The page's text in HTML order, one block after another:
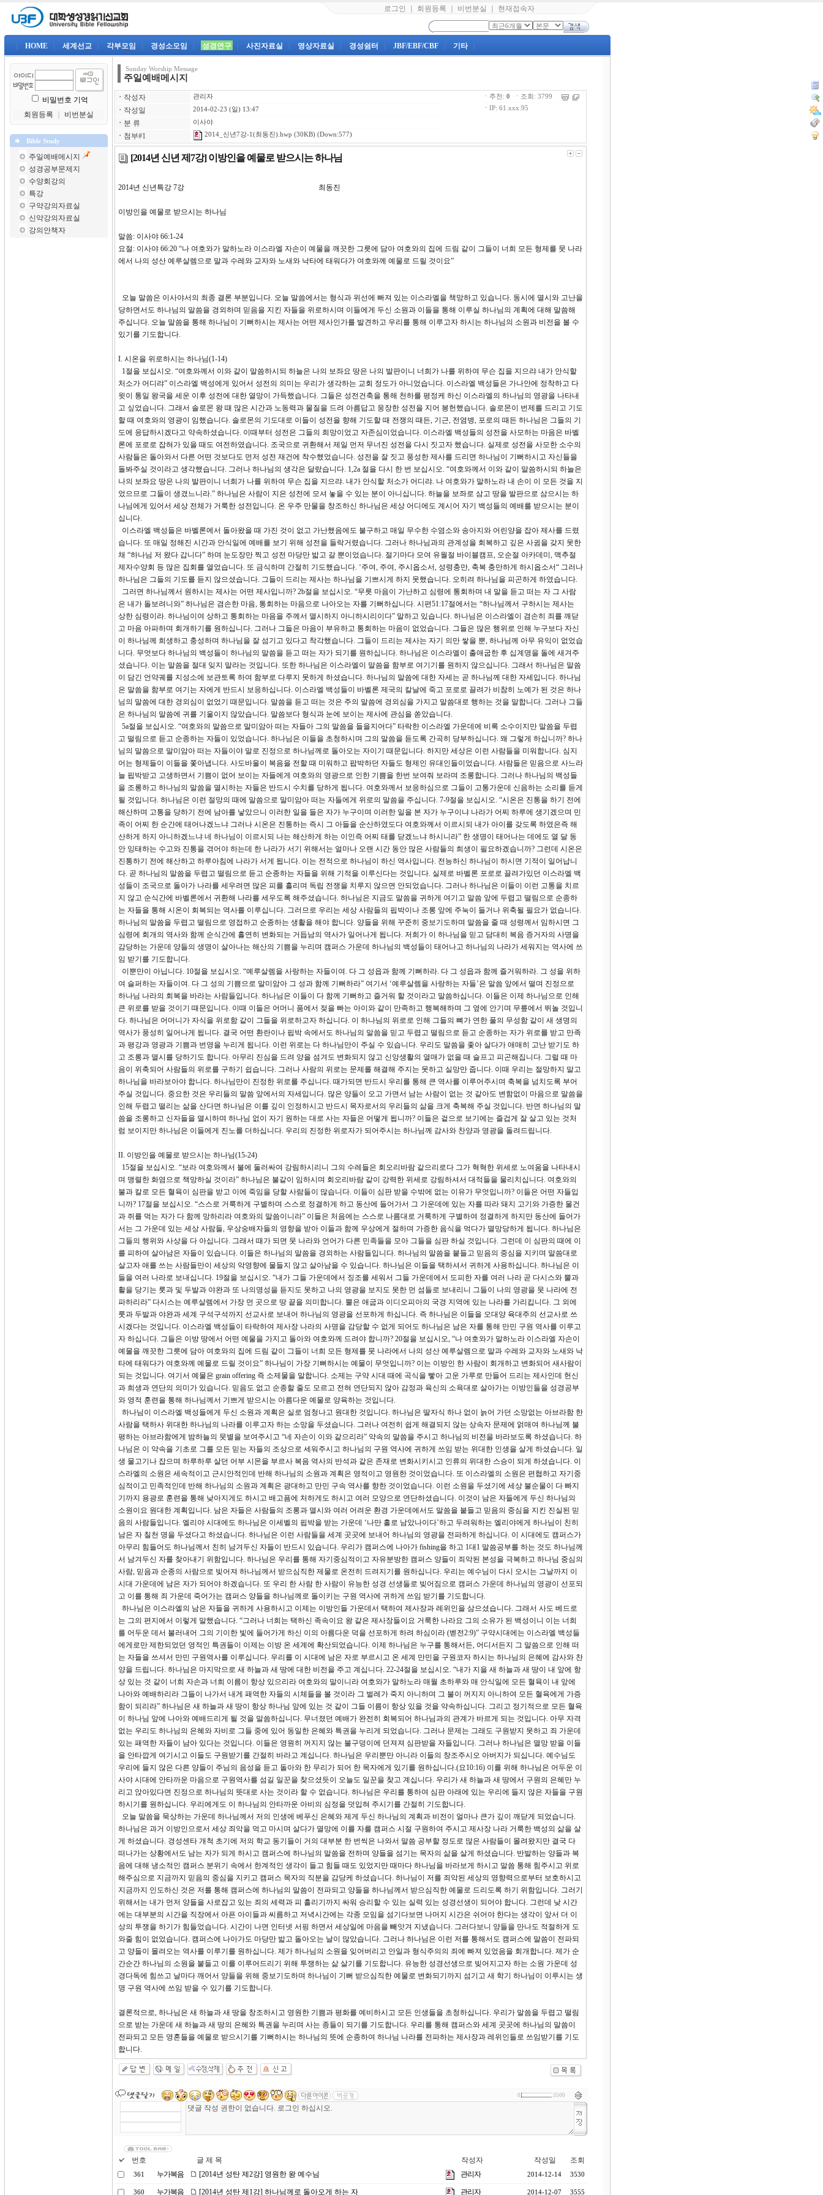
로그인 회원등록 비번분실 현재접속자
HOME 세계선교 각부모임 경성소모임 성경연구 사진자료실 영상자료실 경성쉼터 JBF/EBF/CBF 기타
비밀번호 기억
회원등록
비번분실
Bible Study
주일예배메시지
성경공부문제지
수양회강의
특강
구약강의자료실
신약강의자료실
강의안책자
Sunday Worship Message
주일예배메시지
ㆍ 작성자 관리자
ㆍ 작성일 2014-02-23 (일) 13:47
ㆍ 분 류 이사야
ㆍ 첨부#1 2014_신년7강-1(최동진).hwp (30KB) (Down:577)
ㆍ추천: 0 ㆍ조회: 3799
ㆍ IP: 61.xxx.95
[2014년 신년 제7강] 이방인을 예물로 받으시는 하나님
2014년 신년특강 7강 최동진
이방인을 예물로 받으시는 하나님
말씀: 이사야 66:1-24
요절: 이사야 66:20 “나 여호와가 말하노라 이스라엘 자손이 예물을 깨끗한 그릇에 담아 여호와의 집에 드림 같이 그들이 너희 모든 형제를 뭇 나라
에서 나의 성산 예루살렘으로 말과 수레와 교자와 노새와 낙타에 태워다가 여호와께 예물로 드릴 것이요”
오늘 말씀은 이사야서의 최종 결론 부분입니다. 오늘 말씀에서는 형식과 위선에 빠져 있는 이스라엘을 책망하고 있습니다. 동시에 멸시와 고난을
당하면서도 하나님의 말씀을 경외하며 믿음을 지킨 자들을 위로하시며 이들에게 두신 소원과 이들을 통해 이루실 하나님의 계획에 대해 말씀해
주십니다. 오늘 말씀을 통해 하나님이 기뻐하시는 제사는 어떤 제사인가를 발견하고 우리를 통해 이루고자 하시는 하나님의 소원과 비전을 볼 수
있기를 기도합니다.
I. 시온을 위로하시는 하나님(1-14)
1절을 보십시오. “여호와께서 이와 같이 말씀하시되 하늘은 나의 보좌요 땅은 나의 발판이니 너희가 나를 위하여 무슨 집을 지으랴 내가 안식할
처소가 어디랴” 이스라엘 백성에게 있어서 성전의 의미는 우리가 생각하는 교회 정도가 아니었습니다. 이스라엘 백성들은 가나안에 정착하고 다
윗이 통일 왕국을 세운 이후 성전에 대한 열망이 가득했습니다. 그들은 성전건축을 통해 천하를 평정케 하신 이스라엘의 하나님의 영광을 나타내
고 싶었습니다. 그래서 솔로몬 왕 때 많은 시간과 노동력과 물질을 드려 아름답고 웅장한 성전을 지어 봉헌했습니다. 솔로몬이 번제를 드리고 기도
할 때 여호와의 영광이 임했습니다. 솔로몬의 기도대로 이들이 성전을 향해 기도할 때 전쟁의 때든, 기근, 전염병, 포로의 때든 하나님은 그들의 기
도에 응답하시겠다고 약속하셨습니다. 이때부터 성전은 그들의 희망이었고 자존심이었습니다. 이스라엘 백성들의 성전을 사모하는 마음은 바벨
론에 포로로 잡혀가 있을 때도 여전하였습니다. 조국으로 귀환해서 제일 먼저 무너진 성전을 다시 짓고자 했습니다. 실제로 성전을 사모한 소수의
사람들은 돌아와서 다른 어떤 것보다도 먼저 성전 재건에 착수했었습니다. 성전을 잘 짓고 풍성한 제사를 드리면 하나님이 기뻐하시고 자신들을
돌봐주실 것이라고 생각했습니다. 그러나 하나님의 생각은 달랐습니다. 1,2a 절을 다시 한 번 보십시오. “여호와께서 이와 같이 말씀하시되 하늘은
나의 보좌요 땅은 나의 발판이니 너희가 나를 위하여 무슨 집을 지으랴. 내가 안식할 처소가 어디랴. 나 여호와가 말하노라 내 손이 이 모든 것을 지
었으므로 그들이 생겼느니라.” 하나님은 사람이 지은 성전에 모셔 놓을 수 있는 분이 아니십니다. 하늘을 보좌로 삼고 땅을 발판으로 삼으시는 하
나님에게 있어서 세상 전체가 거룩한 성전입니다. 온 우주 만물을 창조하신 하나님은 세상 어디에도 계시어 자기 백성들의 예배를 받으시는 분이
십니다.
이스라엘 백성들은 바벨론에서 돌아왔을 때 가진 것이 없고 가난했음에도 불구하고 매일 무수한 수염소와 송아지와 어린양을 잡아 제사를 드렸
습니다. 또 매일 정해진 시간과 안식일에 예배를 보기 위해 성전을 들락거렸습니다. 그러나 하나님과의 관계성을 회복하고 깊은 사귐을 갖지 못한
채 “하나님 저 왔다 갑니다” 하며 눈도장만 찍고 성전 마당만 밟고 갈 뿐이었습니다. 절기마다 모여 유월절 바이블캠프, 오순절 아카데미, 맥추절
제자수양회 등 많은 집회를 열었습니다. 또 금식하며 간절히 기도했습니다. ‘주여, 주여, 주시옵소서, 성령충만, 축복 충만하게 하시옵소서“ 그러나
하나님은 그들의 기도를 듣지 않으셨습니다. 그들이 드리는 제사는 하나님을 기쁘시게 하지 못했습니다. 오히려 하나님을 피곤하게 하였습니다.
그러면 하나님께서 원하시는 제사는 어떤 제사입니까? 2b절을 보십시오. “무릇 마음이 가난하고 심령에 통회하며 내 말을 듣고 떠는 자 그 사람
은 내가 돌보려니와” 하나님은 겸손한 마음, 통회하는 마음으로 나아오는 자를 기뻐하십니다. 시편51:17절에서는 “하나님께서 구하시는 제사는
상한 심령이라. 하나님이여 상하고 통회하는 마음을 주께서 멸시하지 아니하시리이다” 말하고 있습니다. 하나님은 이스라엘이 겸손히 죄를 깨닫
고 마음 아파하며 회개하기를 원하십니다. 그러나 그들은 마음이 부유하고 통회하는 마음이 없었습니다. 그들은 많은 행위로 인해 누구보다 자신
이 하나님께 희생하고 충성하며 하나님을 잘 섬기고 있다고 착각했습니다. 그들이 드리는 제사는 자기 의만 쌓을 뿐, 하나님께 아무 유익이 없었습
니다. 무엇보다 하나님의 백성들이 하나님의 말씀을 듣고 떠는 자가 되기를 원하십니다. 하나님은 이스라엘이 출애굽한 후 십계명을 돌에 새겨주
셨습니다. 이는 말씀을 절대 잊지 말라는 것입니다. 또한 하나님은 이스라엘이 말씀을 함부로 여기기를 원하지 않으십니다. 그래서 하나님은 말씀
이 담긴 언약궤를 지성소에 보관토록 하여 함부로 다루지 못하게 하셨습니다. 하나님의 말씀에 대한 자세는 곧 하나님께 대한 자세입니다. 하나님
은 말씀을 함부로 여기는 자에게 반드시 보응하십니다. 이스라엘 백성들이 바벨론 제국의 칼날에 죽고 포로로 끌려가 비참히 노예가 된 것은 하나
님의 말씀에 대한 경외심이 없었기 때문입니다. 말씀을 듣고 떠는 것은 주의 말씀에 경외심을 가지고 말씀대로 행하는 것을 말합니다. 그러나 그들
은 하나님의 말씀에 귀를 기울이지 않았습니다. 말씀보다 형식과 눈에 보이는 제사에 관심을 쏟았습니다.
5a절을 보십시오. “여호와의 말씀으로 말미암아 떠는 자들아 그의 말씀을 들을지어다” 타락한 이스라엘 가운데에 비록 소수이지만 말씀을 두렵
고 떨림으로 듣고 순종하는 자들이 있었습니다. 하나님은 이들을 초청하시며 그의 말씀을 듣도록 간곡히 당부하십니다. 왜 그렇게 하십니까? 하나
님의 말씀으로 말미암아 떠는 자들이야 말로 진정으로 하나님께로 돌아오는 자이기 때문입니다. 하지만 세상은 이런 사람들을 미워합니다. 심지
어는 형제들이 이들을 쫓아냅니다. 사도바울이 복음을 전할 때 미워하고 팝박하던 자들도 형제인 유대인들이었습니다. 사람들은 믿음으로 사느라
늘 핍박받고 고생하면서 기쁨이 없어 보이는 자들에게 여호와의 영광으로 인한 기쁨을 한번 보여줘 보라며 조롱합니다. 그러나 하나님의 백성들
을 조롱하고 하나님의 말씀을 멸시하는 자들은 반드시 수치를 당하게 됩니다. 여호와께서 보응하심으로 그들이 고통가운데 신음하는 소리를 듣게
될 것입니다. 하나님은 이런 절망의 때에 말씀으로 말미암아 떠는 자들에게 위로의 말씀을 주십니다. 7-9절을 보십시오. “시온은 진통을 하기 전에
해산하며 고통을 당하기 전에 남아를 낳았으니 이러한 일을 들은 자가 누구이며 이러한 일을 본 자가 누구이냐 나라가 어찌 하루에 생기겠으며 민
족이 어찌 한 순간에 태어나겠느냐 그러나 시온은 진통하는 즉시 그 아들을 순산하였도다 여호와께서 이르시되 내가 아이를 갖도록 하였은즉 해
산하게 하지 아니하겠느냐 네 하나님이 이르시되 나는 해산하게 하는 이인즉 어찌 태를 닫겠느냐 하시니라” 한 생명이 태어나는 데에도 열 달 동
안 잉태하는 수고와 진통을 겪어야 하는데 한 나라가 서기 위해서는 얼마나 오랜 시간 동안 많은 사람들의 희생이 필요하겠습니까? 그런데 시온은
진통하기 전에 해산하고 하루아침에 나라가 서게 됩니다. 이는 전적으로 하나님이 하신 역사입니다. 전능하신 하나님이 하시면 기적이 일어납니
다. 곧 하나님의 말씀을 두렵고 떨림으로 듣고 순종하는 자들을 위해 기적을 이루신다는 것입니다. 실제로 바벨론 포로로 끌려가있던 이스라엘 백
성들이 조국으로 돌아가 나라를 세우려면 많은 피를 흘리며 독립 전쟁을 치루지 않으면 안되었습니다. 그러나 하나님은 이들이 이런 고통을 치르
지 않고 순식간에 바벨론에서 귀환해 나라를 세우도록 해주셨습니다. 하나님은 지금도 말씀을 귀하게 여기고 말씀 앞에 두렵고 떨림으로 순종하
는 자들을 통해 시온이 회복되는 역사를 이루십니다. 그러므로 우리는 세상 사람들의 핍박이나 조롱 앞에 주눅이 들거나 위축될 필요가 없습니다.
하나님의 말씀을 두렵고 떨림으로 영접하고 순종하는 생활을 해야 합니다. 양들을 위해 꾸준히 중보기도하며 말씀을 줄 때 성령께서 임하시면 그
심령에 회개의 역사와 함께 순식간에 홀연히 변화되는 거듭남의 역사가 일어나게 됩니다. 저희가 이 하나님을 믿고 담대히 복음 증거자의 사명을
감당하는 가운데 양들의 생명이 살아나는 해산의 기쁨을 누리며 캠퍼스 가운데 하나님의 백성들이 태어나고 하나님의 나라가 세워지는 역사에 쓰
임 받기를 기도합니다.
이뿐만이 아닙니다. 10절을 보십시오. “예루살렘을 사랑하는 자들이여. 다 그 성읍과 함께 기뻐하라. 다 그 성읍과 함께 즐거워하라. 그 성을 위하
여 슬퍼하는 자들이여. 다 그 성의 기쁨으로 말미암아 그 성과 함께 기뻐하라” 여기서 ‘예루살렘을 사랑하는 자들’은 말씀 앞에서 떨며 진정으로
하나님 나라의 회복을 바라는 사람들입니다. 하나님은 이들이 다 함께 기뻐하고 즐거워 할 것이라고 말씀하십니다. 이들은 이제 하나님으로 인해
큰 위로를 받을 것이기 때문입니다. 이때 이들은 어머니 품에서 젖을 빠는 아이와 같이 만족하고 행복해하며 그 옆에 안기며 무릎에서 뛰놀 것입니
다. 하나님은 어머니가 자식을 위로함 같이 그들을 위로하고자 하십니다. 이 하나님의 위로로 인해 그들의 뼈가 연한 풀의 무성함 같이 새 생명의
역사가 풍성히 일어나게 됩니다. 결국 어떤 환란이나 핍박 속에서도 하나님의 말씀을 믿고 두렵고 떨림으로 듣고 순종하는 자가 위로를 받고 만족
과 평강과 영광과 기쁨과 번영을 누리게 됩니다. 이런 위로는 다 하나님만이 주실 수 있습니다. 우리도 말씀을 좇아 살다가 애매히 고난 받기도 하
고 조롱과 멸시를 당하기도 합니다. 아무리 진심을 드려 양을 섬겨도 변화되지 않고 신앙생활의 열매가 없을 때 슬프고 피곤해집니다. 그럴 때 마
음이 위축되어 사람들의 위로를 구하기 쉽습니다. 그러나 사람의 위로는 문제를 해결해 주지는 못하고 실망만 줍니다. 이때 우리는 절망하지 말고
하나님을 바라보아야 합니다. 하나님만이 진정한 위로를 주십니다. 때가되면 반드시 우리를 통해 큰 역사를 이루어주시며 축복을 넘치도록 부어
주실 것입니다. 중요한 것은 우리들의 말씀 앞에서의 자세입니다. 많은 양들이 오고 가면서 남는 사람이 없는 것 같아도 변함없이 마음으로 말씀을
인해 두렵고 떨리는 삶을 산다면 하나님은 이를 깊이 인정하시고 반드시 목자로서의 우리들의 삶을 크게 축복해 주실 것입니다. 반면 하나님의 말
씀을 조롱하고 신자들을 멸시하며 하나님 없이 자기 원하는 대로 사는 자들은 어떻게 됩니까? 이들은 겉으로 보기에는 즐겁게 잘 살고 있는 것처
럼 보이지만 하나님은 이들에게 진노를 더하십니다. 우리의 진정한 위로자가 되어주시는 하나님께 감사와 찬양과 영광을 돌려드립니다.
II. 이방인을 예물로 받으시는 하나님(15-24)
15절을 보십시오. “보라 여호와께서 불에 둘러싸여 강림하시리니 그의 수레들은 회오리바람 같으리로다 그가 혁혁한 위세로 노여움을 나타내시
며 맹렬한 화염으로 책망하실 것이라” 하나님은 불같이 임하시며 회오리바람 같이 강력한 위세로 강림하셔서 대적들을 물리치십니다. 여호와의
불과 칼로 모든 혈육이 심판을 받고 이에 죽임을 당할 사람들이 많습니다. 이들이 심판 받을 수밖에 없는 이유가 무엇입니까? 이들은 어떤 자들입
니까? 17절을 보십시오. “스스로 거룩하게 구별하며 스스로 정결하게 하고 동산에 들어가서 그 가운데에 있는 자를 따라 돼지 고기와 가증한 물건
과 쥐를 먹는 자가 다 함께 망하리라 여호와의 말씀이니라” 이들은 처음에는 스스로 나름대로 거룩하게 구별하여 정결하게 하지만 동산에 들어가
서는 그 가운데 있는 세상 사람들, 우상숭배자들의 영향을 받아 이들과 함께 우상에게 절하며 가증한 음식을 먹다가 멸망당하게 됩니다. 하나님은
그들의 행위와 사상을 다 아십니다. 그래서 때가 되면 뭇 나라와 언어가 다른 민족들을 모아 그들을 심판 하실 것입니다. 그런데 이 심판의 때에 이
를 피하여 살아남은 자들이 있습니다. 이들은 하나님의 말씀을 경외하는 사람들입니다. 하나님의 말씀을 붙들고 믿음의 중심을 지키며 말씀대로
살고자 애를 쓰는 사람들만이 세상의 악영향에 물들지 않고 살아남을 수 있습니다. 하나님은 이들을 택하셔서 귀하게 사용하십니다. 하나님은 이
들을 여러 나라로 보내십니다. 19절을 보십시오. “내가 그들 가운데에서 징조를 세워서 그들 가운데에서 도피한 자를 여러 나라 곧 다시스와 뿔과
활을 당기는 룻과 및 두발과 야완과 또 나의명성을 듣지도 못하고 나의 영광을 보지도 못한 먼 섬들로 보내리니 그들이 나의 영광을 뭇 나라에 전
파하리라” 다시스는 예루살렘에서 가장 먼 곳으로 땅 끝을 의미합니다. 뿔은 애굽과 이디오피아의 국경 지역에 있는 나라를 가리킵니다. 그 외에
룻과 두발과 야완과 세계 구석구석까지 선교사로 보내어 하나님의 영광을 선포하게 하십니다. 즉 하나님은 이들을 오대양 육대주의 선교사로 쓰
시겠다는 것입니다. 이스라엘 백성들이 타락하여 제사장 나라의 사명을 감당할 수 없게 되어도 하나님은 남은 자를 통해 만민 구원 역사를 이루고
자 하십니다. 그들은 이방 땅에서 어떤 예물을 가지고 돌아와 여호와께 드려야 합니까? 20절을 보십시오, “나 여호와가 말하노라 이스라엘 자손이
예물을 깨끗한 그릇에 담아 여호와의 집에 드림 같이 그들이 너희 모든 형제를 뭇 나라에서 나의 성산 예루살렘으로 말과 수레와 교자와 노새와 낙
타에 태워다가 여호와께 예물로 드릴 것이요” 하나님이 가장 기뻐하시는 예물이 무엇입니까? 이는 이방인 한 사람이 회개하고 변화되어 새사람이
되는 것입니다. 여기서 예물은 grain offering 즉 소제물을 말합니다. 소제는 구약 시대 때에 곡식을 빻아 고운 가루로 만들어 드리는 제사인데 헌신
과 희생과 연단의 의미가 있습니다. 믿음도 없고 순종할 줄도 모르고 전혀 연단되지 않아 감정과 육신의 소욕대로 살아가는 이방인들을 성경공부
와 영적 훈련을 통해 하나님께서 기쁘게 받으시는 아름다운 예물로 양육하는 것입니다.
하나님이 이스라엘 백성들에게 두신 소원과 계획은 실로 엄청나고 원대한 것입니다. 하나님은 딸자식 하나 없이 늙어 가던 소망없는 아브라함 한
사람을 택하사 위대한 하나님의 나라를 이루고자 하는 소망을 두셨습니다. 그러나 여전히 쉽게 해결되지 않는 상속자 문제에 얽매여 하나님께 불
평하는 아브라함에게 밤하늘의 뭇별을 보여주시고 “네 자손이 이와 같으리라” 약속의 말씀을 주시고 하나님의 비전을 바라보도록 하셨습니다. 하
나님은 이 약속을 기초로 그를 모든 믿는 자들의 조상으로 세워주시고 하나님의 구원 역사에 귀하게 쓰임 받는 위대한 인생을 살게 하셨습니다. 일
생 물고기나 잡으며 하루하루 살던 어부 시몬을 부르사 복음 역사의 반석과 같은 존재로 변화시키시고 인류의 위대한 스승이 되게 하셨습니다. 이
스라엘의 소원은 세속적이고 근시안적인데 반해 하나님의 소원과 계획은 영적이고 영원한 것이었습니다. 또 이스라엘의 소원은 편협하고 자기중
심적이고 민족적인데 반해 하나님의 소원과 계획은 광대하고 만민 구속 역사를 향한 것이었습니다. 이런 소원을 두셨기에 세상 불순물이 다 빠지
기까지 용광로 훈련을 통해 낮아지게도 하시고 배고픔에 처하게도 하시고 여러 모양으로 연단하셨습니다. 이것이 남은 자들에게 두신 하나님의
소원이요 원대한 계획입니다. 남은 자들은 사람들의 조롱과 멸시와 여러 어려운 환경 가운데에서도 말씀을 붙들고 믿음의 중심을 지킨 진실된 믿
음의 사람들입니다. 엘리야 시대에도 하나님은 이세벨의 핍박을 받는 가운데 ‘나만 홀로 남았나이다’하고 두려워하는 엘리야에게 하나님이 친히
남은 자 칠천 명을 두셨다고 하셨습니다. 하나님은 이런 사람들을 세계 곳곳에 보내어 하나님의 영광을 전파하게 하십니다. 이 시대에도 캠퍼스가
아무리 힘들어도 하나님께서 친히 남겨두신 자들이 반드시 있습니다. 우리가 캠퍼스에 나아가 fishing을 하고 1대1 말씀공부를 하는 것도 하나님께
서 남겨두신 자를 찾아내기 위함입니다. 하나님은 우리를 통해 자기중심적이고 자유분방한 캠퍼스 양들이 죄악된 본성을 극복하고 하나님 중심의
사람, 믿음과 순종의 사람으로 빚어져 하나님께서 받으심직한 제물로 온전히 드려지기를 원하십니다. 우리는 예수님이 다시 오시는 그날까지 이
시대 가운데에 남은 자가 되어야 하겠습니다. 또 우리 한 사람 한 사람이 유능한 성경 선생들로 빚어짐으로 캠퍼스 가운데 하나님의 영광이 선포되
고 이를 통해 죄 가운데 죽어가는 캠퍼스 양들을 하나님께로 돌이키는 구원 역사에 귀하게 쓰임 받기를 기도합니다.
하나님은 이스라엘의 남은 자들을 귀하게 사용하시고 이제는 이방인들 가운데서 택하여 제사장과 레위인을 삼으셨습니다. 그래서 사도 베드로
는 그의 편지에서 이렇게 말했습니다. “그러나 너희는 택하신 족속이요 왕 같은 제사장들이요 거룩한 나라요 그의 소유가 된 백성이니 이는 너희
를 어두운 데서 불러내어 그의 기이한 빛에 들어가게 하신 이의 아름다운 덕을 선포하게 하려 하심이라 (벧전2:9)” 구약시대에는 이스라엘 백성들
에게로만 제한되었던 영적인 특권들이 이제는 이방 온 세계에 확산되었습니다. 이제 하나님은 누구를 통해서든, 어디서든지 그 말씀으로 인해 떠
는 자들을 쓰셔서 만민 구원역사를 이루십니다. 우리를 이 시대에 남은 자로 부르시고 온 세계 만민을 구원코자 하시는 하나님의 은혜에 감사와 찬
양을 드립니다. 하나님은 마지막으로 새 하늘과 새 땅에 대한 비전을 주고 계십니다. 22-24절을 보십시오. “내가 지을 새 하늘과 새 땅이 내 앞에 항
상 있는 것 같이 너희 자손과 너희 이름이 항상 있으리라 여호와의 말이니라 여호와가 말하노라 매월 초하루와 매 안식일에 모든 혈육이 내 앞에
나아와 예배하리라 그들이 나가서 내게 패역한 자들의 시체들을 볼 것이라 그 벌레가 죽지 아니하며 그 불이 꺼지지 아니하여 모든 혈육에게 가증
함이 되리라” 하나님은 새 하늘과 새 땅이 항상 하나님 앞에 있는 것 같이 그들 이름이 항상 있을 것을 약속하십니다. 그리고 정기적으로 모든 혈육
이 하나님 앞에 나아와 예배드리게 될 것을 말씀하십니다. 무너졌던 예배가 완전히 회복되어 하나님과의 관계가 바르게 되는 것입니다. 아무 자격
없는 우리도 하나님의 은혜와 자비로 그들 중에 있어 동일한 은혜와 특권을 누리게 되었습니다. 그러나 문제는 그래도 구원받지 못하고 죄 가운데
있는 패역한 자들이 남아 있다는 것입니다. 이들은 영원히 꺼지지 않는 불구덩이에 던져져 심판받을 자들입니다. 그러나 하나님은 멸망 받을 이들
을 안타깝게 여기시고 이들도 구원받기를 간절히 바라고 계십니다. 하나님은 우리뿐만 아니라 이들의 창조주시오 아버지가 되십니다. 예수님도
우리에 들지 않은 다른 양들이 주님의 음성을 듣고 돌아와 한 무리가 되어 한 목자에게 있기를 원하십니다.(요10:16) 이를 위해 하나님은 어두운 이
사야 시대에 안타까운 마음으로 구원역사를 섬길 일꾼을 찾으셨듯이 오늘도 일꾼을 찾고 계십니다. 우리가 새 하늘과 새 땅에서 구원의 은혜만 누
리고 앉아있다면 진정으로 하나님의 뜻대로 사는 것이라 할 수 없습니다. 하나님은 우리를 통하여 심판 아래에 있는 우리에 들지 않은 자들을 구원
하시기를 원하십니다. 우리에게도 이 하나님의 안타까운 아비의 심정을 덧입혀 주시기를 간절히 기도합니다.
오늘 말씀을 묵상하는 가운데 하나님께서 저의 인생에 베푸신 은혜와 제게 두신 하나님의 계획과 비전이 얼마나 큰가 깊이 깨닫게 되었습니다.
하나님은 과거 이방인으로서 세상 죄악을 먹고 마시며 살다가 멸망에 이를 자를 캠퍼스 시절 구원하여 주시고 제사장 나라 거룩한 백성의 삶을 살
게 하셨습니다. 경성센타 개척 초기에 저의 학교 동기들이 거의 대부분 한 번씩은 나와서 말씀 공부할 정도로 많은 사람들이 몰려왔지만 결국 다
떠나가는 상황에서도 남는 자가 되게 하시고 캠퍼스에 하나님의 말씀을 전하며 양들을 섬기는 목자의 삶을 살게 하셨습니다. 반발하는 양들과 복
음에 대해 냉소적인 캠퍼스 분위기 속에서 한계적인 생각이 들고 힘들 때도 있었지만 때마다 하나님을 바라보게 하시고 말씀 통해 힘주시고 위로
해주심으로 지금까지 믿음의 중심을 지키고 캠퍼스 목자의 직분을 감당케 하셨습니다. 하나님이 저를 죄악된 세상의 영향력으로부터 보호하시고
지금까지 인도하신 것은 저를 통해 캠퍼스에 하나님의 말씀이 전파되고 양들을 하나님께서 받으심직한 예물로 드리도록 하기 위함입니다. 그러기
위해서는 내가 먼저 양들을 사로잡고 있는 죄의 세력과 피 흘리기까지 싸워 승리할 수 있는 실력 있는 성경선생이 되어야 합니다. 그런데 낮 시간
에는 대부분의 시간을 직장에서 아픈 아이들과 씨름하고 저녁시간에는 각종 모임을 섬기다보면 나머지 시간은 쉬어야 한다는 생각이 앞서 더 이
상의 투쟁을 하기가 힘들었습니다. 시간이 나면 인터넷 서핑 하면서 세상일에 마음을 빼앗겨 지냈습니다. 그러다보니 양들을 만나도 적절하게 도
와줄 힘이 없었습니다. 캠퍼스에 나아가도 마당만 밟고 돌아오는 날이 많았습니다. 그러나 하나님은 이런 저를 통해서도 캠퍼스에 말씀이 전파되
고 양들이 몰려오는 역사를 이루기를 원하십니다. 제가 하나님의 소원을 잊어버리고 안일과 형식주의의 죄에 빠져 있었음을 회개합니다. 제가 순
간순간 하나님의 소원을 붙들고 이를 이루어드리기 위해 투쟁하는 삶 살기를 기도합니다. 유능한 성경선생으로 빚어지고자 하는 소원 가운데 성
경다독에 힘쓰고 날마다 깨어서 양들을 위해 중보기도하며 하나님이 기뻐 받으심직한 예물로 변화되기까지 섬기고 새 학기 하나님이 이루시는 생
명 구원 역사에 쓰임 받을 수 있기를 기도합니다.
결론적으로, 하나님은 새 하늘과 새 땅을 창조하시고 영원한 기쁨과 평화를 예비하시고 모든 인생들을 초청하십니다. 우리가 말씀을 두렵고 떨림
으로 받는 가운데 새 하늘과 새 땅의 은혜와 특권을 누리며 사는 종들이 되기를 기도합니다. 우리를 통해 캠퍼스와 세계 곳곳에 하나님의 말씀이
전파되고 모든 영혼들을 예물로 받으시기를 기뻐하시는 하나님의 뜻에 순종하여 하나님 나라를 전파하는 제사장과 레위인들로 쓰임받기를 기도
합니다.
0 3500
번호 글 제 목 작성자 작성일 조회
361 누가복음 [2014년 성탄 제2강] 영원한 왕 예수님 관리자 2014-12-14 3530
360 누가복음 [2014년 성탄 제1강] 하나님께로 돌아오게 하는 자 관리자 2014-12-07 3555